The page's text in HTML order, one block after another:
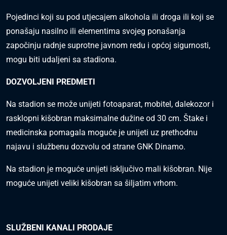
Pojedinci koji su pod utjecajem alkohola ili droga ili koji se
ponašaju nasilno ili elementima svojeg ponašanja
započinju radnje suprotne javnom redu i općoj sigurnosti,
mogu biti udaljeni sa stadiona.
DOZVOLJENI PREDMETI
Na stadion se može unijeti fotoaparat, mobitel, dalekozor i
rasklopni kišobran maksimalne dužine od 30 cm. Štake i
medicinska pomagala moguće je unijeti uz prethodnu
najavu i službenu dozvolu od strane GNK Dinamo.
Na stadion je moguće unijeti isključivo mali kišobran. Nije
moguće unijeti veliki kišobran sa šiljatim vrhom.
SLUŽBENI KANALI PRODAJE